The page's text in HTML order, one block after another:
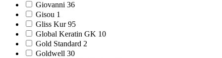
Giovanni 36
Gisou 1
Gliss Kur 95
Global Keratin GK 10
Gold Standard 2
Goldwell 30